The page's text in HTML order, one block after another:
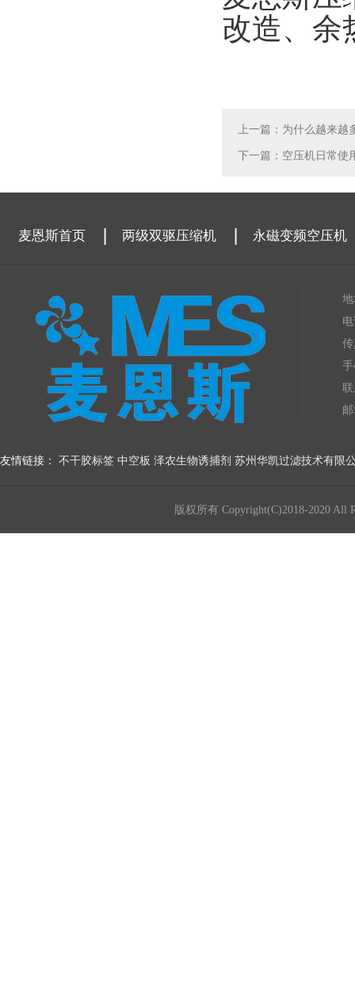
改造、余
上一篇：为什么越来越
下一篇：空压机日常使
麦恩斯首页 两级双驱压缩机 永磁变频空压机
传
手
友情链接： 不干胶标签 中空板 泽农生物诱捕剂 苏州华凯过滤技术有限
版权所有 Copyright(C)2018-2020